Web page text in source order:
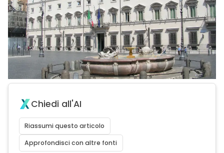
Chiedi all'AI
Riassumi questo articolo
Approfondisci con altre fonti